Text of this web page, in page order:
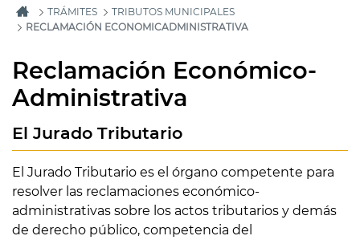
TRÁMITES
TRIBUTOS MUNICIPALES
RECLAMACIÓN ECONOMICADMINISTRATIVA
Reclamación Económico-
Administrativa
El Jurado Tributario
El Jurado Tributario es el órgano competente para
resolver las reclamaciones económico-
administrativas sobre los actos tributarios y demás
de derecho público, competencia del